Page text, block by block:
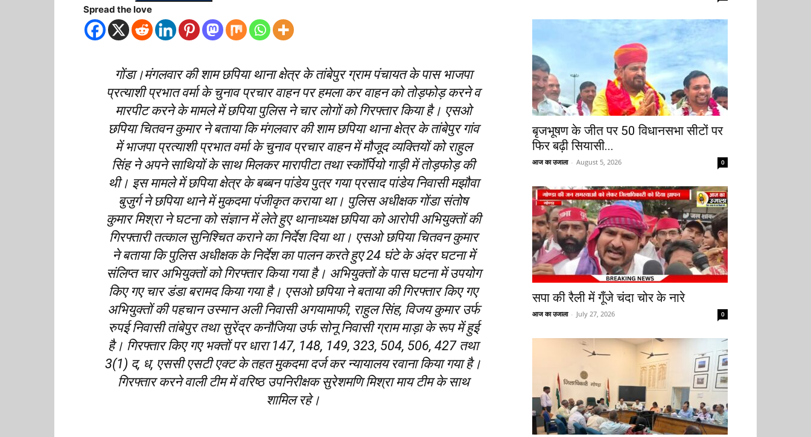
Spread the love
गोंडा।मंगलवार की शाम छपिया थाना क्षेत्र के तांबेपुर ग्राम पंचायत के पास भाजपा
प्रत्याशी प्रभात वर्मा के चुनाव प्रचार वाहन पर हमला कर वाहन को तोड़फोड़ करने व
मारपीट करने के मामले में छपिया पुलिस ने चार लोगों को गिरफ्तार किया है। एसओ
छपिया चितवन कुमार ने बताया कि मंगलवार की शाम छपिया थाना क्षेत्र के तांबेपुर गांव
में भाजपा प्रत्याशी प्रभात वर्मा के चुनाव प्रचार वाहन में मौजूद व्यक्तियों को राहुल
सिंह ने अपने साथियों के साथ मिलकर मारापीटा तथा स्कॉर्पियो गाड़ी में तोड़फोड़ की
थी। इस मामले में छपिया क्षेत्र के बब्बन पांडेय पुत्र गया प्रसाद पांडेय निवासी मझौवा
बुजुर्ग ने छपिया थाने में मुकदमा पंजीकृत कराया था। पुलिस अधीक्षक गोंडा संतोष
कुमार मिश्रा ने घटना को संज्ञान में लेते हुए थानाध्यक्ष छपिया को आरोपी अभियुक्तों की
गिरफ्तारी तत्काल सुनिश्चित कराने का निर्देश दिया था। एसओ छपिया चितवन कुमार
ने बताया कि पुलिस अधीक्षक के निर्देश का पालन करते हुए 24 घंटे के अंदर घटना में
संलिप्त चार अभियुक्तों को गिरफ्तार किया गया है। अभियुक्तों के पास घटना में उपयोग
किए गए चार डंडा बरामद किया गया है। एसओ छपिया ने बताया की गिरफ्तार किए गए
अभियुक्तों की पहचान उस्मान अली निवासी अगयामाफी, राहुल सिंह, विजय कुमार उर्फ
रुपई निवासी तांबेपुर तथा सुरेंद्र कनौजिया उर्फ सोनू निवासी ग्राम माड़ा के रूप में हुई
है। गिरफ्तार किए गए भक्तों पर धारा 147, 148, 149, 323, 504, 506, 427 तथा
3(1) द, ध, एससी एसटी एक्ट के तहत मुकदमा दर्ज कर न्यायालय रवाना किया गया है।
गिरफ्तार करने वाली टीम में वरिष्ठ उपनिरीक्षक सुरेशमणि मिश्रा माय टीम के साथ
शामिल रहे।
बृजभूषण के जीत पर 50 विधानसभा सीटों पर
फिर बढ़ी सियासी...
आज का उजाला - August 5, 2026 0
सपा की रैली में गूँजे चंदा चोर के नारे
आज का उजाला - July 27, 2026 0